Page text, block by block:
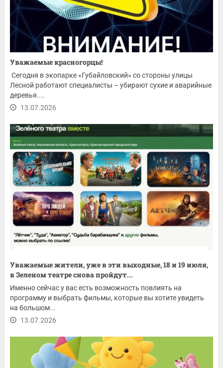
Уважаемые красногорцы!
Сегодня в экопарке «Губайловский» со стороны улицы
Лесной работают специалисты – убирают сухие и аварийные
деревья....
13.07.2026
Уважаемые жители, уже в эти выходные, 18 и 19 июля,
в Зеленом театре снова пройдут...
Именно сейчас у вас есть возможность повлиять на
программу и выбрать фильмы, которые вы хотите увидеть
на большом...
13.07.2026